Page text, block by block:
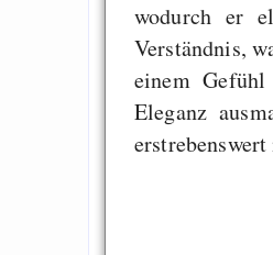
wodurch er
Verständnis,
einem
Eleganz